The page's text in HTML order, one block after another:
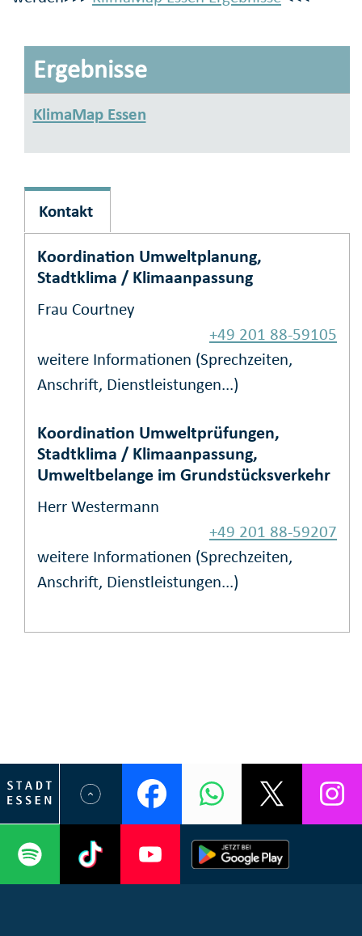
Ergebnisse
KlimaMap Essen
Kontakt
Koordination Umweltplanung,
Stadtklima / Klimaanpassung
Frau Courtney
+49 201 88-59105
weitere Informationen (Sprechzeiten,
Anschrift, Dienstleistungen...)
Koordination Umweltprüfungen,
Stadtklima / Klimaanpassung,
Umweltbelange im Grundstücksverkehr
Herr Westermann
+49 201 88-59207
weitere Informationen (Sprechzeiten,
Anschrift, Dienstleistungen...)